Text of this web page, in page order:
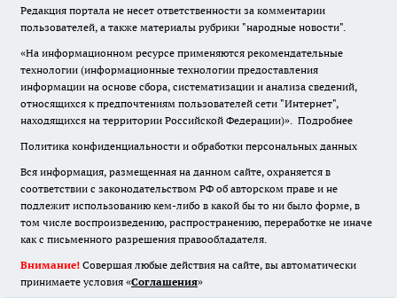
Редакция портала не несет ответственности за комментарии
пользователей, а также материалы рубрики "народные новости".
«На информационном ресурсе применяются рекомендательные
технологии (информационные технологии предоставления
информации на основе сбора, систематизации и анализа сведений,
относящихся к предпочтениям пользователей сети "Интернет",
находящихся на территории Российской Федерации)». Подробнее
Политика конфиденциальности и обработки персональных данных
Вся информация, размещенная на данном сайте, охраняется в
соответствии с законодательством РФ об авторском праве и не
подлежит использованию кем-либо в какой бы то ни было форме, в
том числе воспроизведению, распространению, переработке не иначе
как с письменного разрешения правообладателя.
Внимание! Совершая любые действия на сайте, вы автоматически
принимаете условия «Cоглашения»